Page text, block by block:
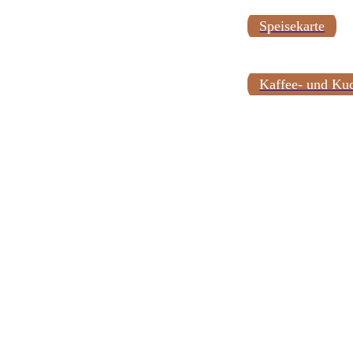
Speisekarte
Kaffee- und